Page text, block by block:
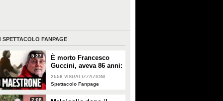
SPETTACOLO FANPAGE
5:27
È morto Francesco
Guccini, aveva 86 anni:
è stato uno dei
cantautori più
2556 VISUALIZZAZIONI
Spettacolo Fanpage
2:08